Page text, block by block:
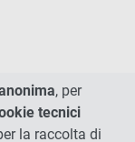
, per
tecnici
la raccolta di